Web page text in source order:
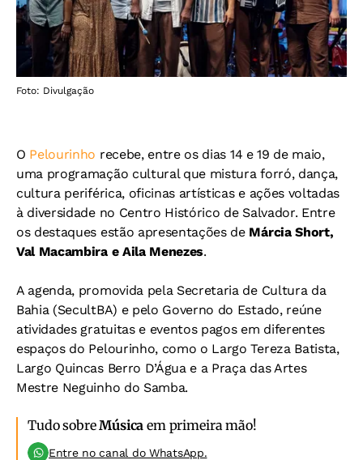
Foto: Divulgação
O Pelourinho recebe, entre os dias 14 e 19 de maio,
uma programação cultural que mistura forró, dança,
cultura periférica, oficinas artísticas e ações voltadas
à diversidade no Centro Histórico de Salvador. Entre
os destaques estão apresentações deMárcia Short,
Val Macambira e Aila Menezes.
A agenda, promovida pela Secretaria de Cultura da
Bahia (SecultBA) e pelo Governo do Estado, reúne
atividades gratuitas e eventos pagos em diferentes
espaços do Pelourinho, como o Largo Tereza Batista,
Largo Quincas Berro D’Água e a Praça das Artes
Mestre Neguinho do Samba.
Tudo sobreMúsica em primeira mão!
Entre no canal do WhatsApp.